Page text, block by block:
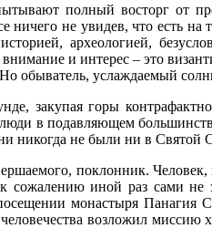
полный восторг от
не увидев, что есть
археологией,
и интерес – это
обыватель, услаждаемый
закупая горы
в подавляющем
никогда не были ни в
поклонник.
иной раз сами
монастыря
возложил миссию